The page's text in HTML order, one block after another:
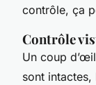
contrôle, ça
Contrôle
Un coup
sont intactes,